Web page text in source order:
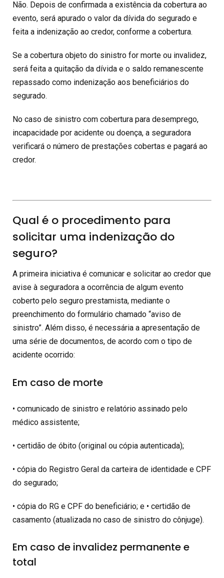
Não. Depois de confirmada a existência da cobertura ao
evento, será apurado o valor da dívida do segurado e
feita a indenização ao credor, conforme a cobertura.
Se a cobertura objeto do sinistro for morte ou invalidez,
será feita a quitação da dívida e o saldo remanescente
repassado como indenização aos beneficiários do
segurado.
No caso de sinistro com cobertura para desemprego,
incapacidade por acidente ou doença, a seguradora
verificará o número de prestações cobertas e pagará ao
credor.
Qual é o procedimento para
solicitar uma indenização do
seguro?
A primeira iniciativa é comunicar e solicitar ao credor que
avise à seguradora a ocorrência de algum evento
coberto pelo seguro prestamista, mediante o
preenchimento do formulário chamado “aviso de
sinistro”. Além disso, é necessária a apresentação de
uma série de documentos, de acordo com o tipo de
acidente ocorrido:
Em caso de morte
• comunicado de sinistro e relatório assinado pelo
médico assistente;
• certidão de óbito (original ou cópia autenticada);
• cópia do Registro Geral da carteira de identidade e CPF
do segurado;
• cópia do RG e CPF do beneficiário; e • certidão de
casamento (atualizada no caso de sinistro do cônjuge).
Em caso de invalidez permanente e
total